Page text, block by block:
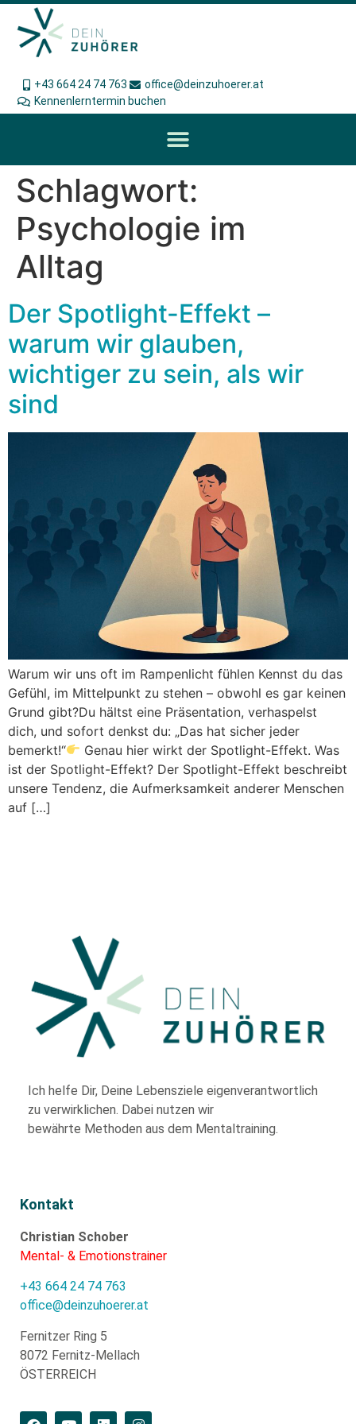
+43 664 24 74 763
office@deinzuhoerer.at
Kennenlerntermin buchen
Schlagwort:
Psychologie im
Alltag
Der Spotlight-Effekt –
warum wir glauben,
wichtiger zu sein, als wir
sind
Warum wir uns oft im Rampenlicht fühlen Kennst du das
Gefühl, im Mittelpunkt zu stehen – obwohl es gar keinen
Grund gibt?Du hältst eine Präsentation, verhaspelst
dich, und sofort denkst du: „Das hat sicher jeder
bemerkt!“
Genau hier wirkt der Spotlight-Effekt. Was
ist der Spotlight-Effekt? Der Spotlight-Effekt beschreibt
unsere Tendenz, die Aufmerksamkeit anderer Menschen
auf […]
Ich helfe Dir, Deine Lebensziele eigenverantwortlich
zu verwirklichen. Dabei nutzen wir
bewährte Methoden aus dem Mentaltraining.
Kontakt
Christian Schober
Mental- & Emotionstrainer
+43 664 24 74 763
office@deinzuhoerer.at
Fernitzer Ring 5
8072 Fernitz-Mellach
ÖSTERREICH